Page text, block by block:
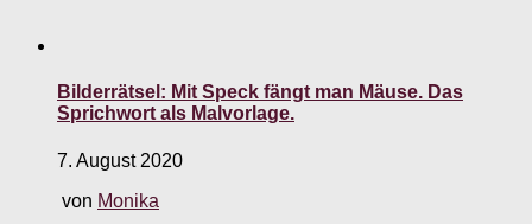
Bilderrätsel: Mit Speck fängt man Mäuse. Das
Sprichwort als Malvorlage.
7. August 2020
von Monika